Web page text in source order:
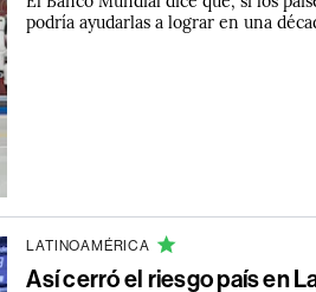
podría ayudarlas a lograr en una
LATINOAMÉRICA
Así cerró el riesgo país en